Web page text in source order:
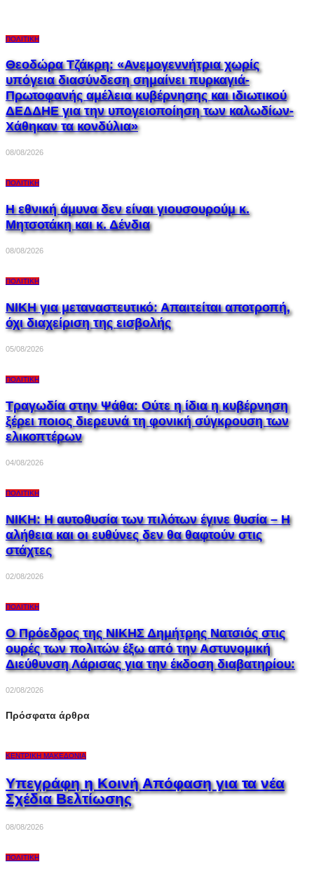
ΠΟΛΙΤΙΚΉ
Θεοδώρα Τζάκρη: «Ανεμογεννήτρια χωρίς
υπόγεια διασύνδεση σημαίνει πυρκαγιά-
Πρωτοφανής αμέλεια κυβέρνησης και ιδιωτικού
ΔΕΔΔΗΕ για την υπογειοποίηση των καλωδίων-
Χάθηκαν τα κονδύλια»
08/08/2026
ΠΟΛΙΤΙΚΉ
Η εθνική άμυνα δεν είναι γιουσουρούμ κ.
Μητσοτάκη και κ. Δένδια
08/08/2026
ΠΟΛΙΤΙΚΉ
ΝΙΚΗ για μεταναστευτικό: Απαιτείται αποτροπή,
όχι διαχείριση της εισβολής
05/08/2026
ΠΟΛΙΤΙΚΉ
Τραγωδία στην Ψάθα: Ούτε η ίδια η κυβέρνηση
ξέρει ποιος διερευνά τη φονική σύγκρουση των
ελικοπτέρων
04/08/2026
ΠΟΛΙΤΙΚΉ
ΝΙΚΗ: Η αυτοθυσία των πιλότων έγινε θυσία – Η
αλήθεια και οι ευθύνες δεν θα θαφτούν στις
στάχτες
02/08/2026
ΠΟΛΙΤΙΚΉ
Ο Πρόεδρος της ΝΙΚΗΣ Δημήτρης Νατσιός στις
ουρές των πολιτών έξω από την Αστυνομική
Διεύθυνση Λάρισας για την έκδοση διαβατηρίου:
02/08/2026
Πρόσφατα άρθρα
ΚΕΝΤΡΙΚΉ ΜΑΚΕΔΟΝΊΑ
Υπεγράφη η Κοινή Απόφαση για τα νέα
Σχέδια Βελτίωσης
08/08/2026
ΠΟΛΙΤΙΚΉ